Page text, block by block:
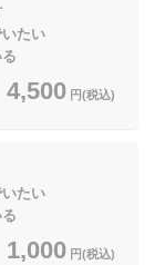
たい
4,500 円(税込)
たい
1,000 円(税込)